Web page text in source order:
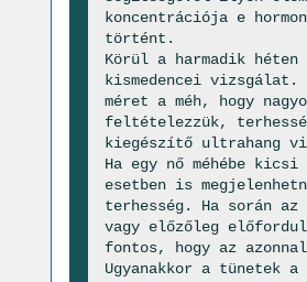
koncentrációja e
történt.
Körül a harmadik
kismedencei
méret a méh, hogy
feltételezzük,
kiegészítő ultrahang
Ha egy nő méhébe
esetben is
terhesség. Ha során
vagy előzőleg
fontos, hogy az
Ugyanakkor a tünetek